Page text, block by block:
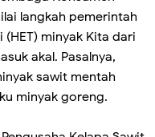
langkah pemerintah
minyak Kita dari
akal. Pasalnya,
sawit mentah
minyak goreng.